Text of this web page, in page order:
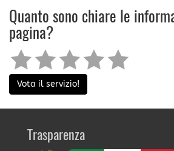
Quanto sono chiare le
pagina?
Vota il servizio!
Trasparenza